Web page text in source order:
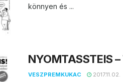
könnyen és ...
NYOMTASSTEIS
VESZPREMKUKAC 2017.11.02.